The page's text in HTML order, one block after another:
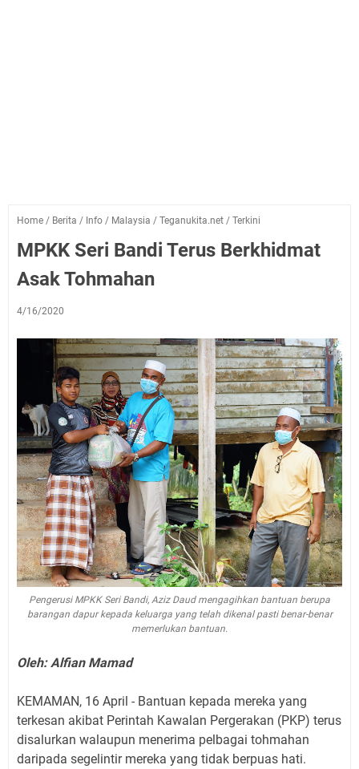
Home / Berita / Info / Malaysia / Teganukita.net / Terkini
MPKK Seri Bandi Terus Berkhidmat
Asak Tohmahan
4/16/2020
Pengerusi MPKK Seri Bandi, Aziz Daud mengagihkan bantuan berupa
barangan dapur kepada keluarga yang telah dikenal pasti benar-benar
memerlukan bantuan.
Oleh: Alfian Mamad
KEMAMAN, 16 April - Bantuan kepada mereka yang
terkesan akibat Perintah Kawalan Pergerakan (PKP) terus
disalurkan walaupun menerima pelbagai tohmahan
daripada segelintir mereka yang tidak berpuas hati.